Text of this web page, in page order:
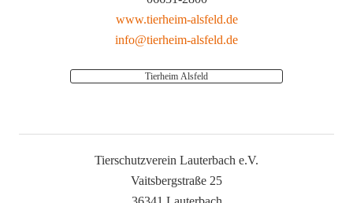
www.tierheim-alsfeld.de
info@tierheim-alsfeld.de
Tierheim Alsfeld
Tierschutzverein Lauterbach e.V.
Vaitsbergstraße 25